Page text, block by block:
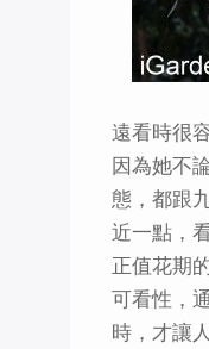
遠看時很
因為她不
態，都跟
近一點，
正值花期
可看性，
時，才讓